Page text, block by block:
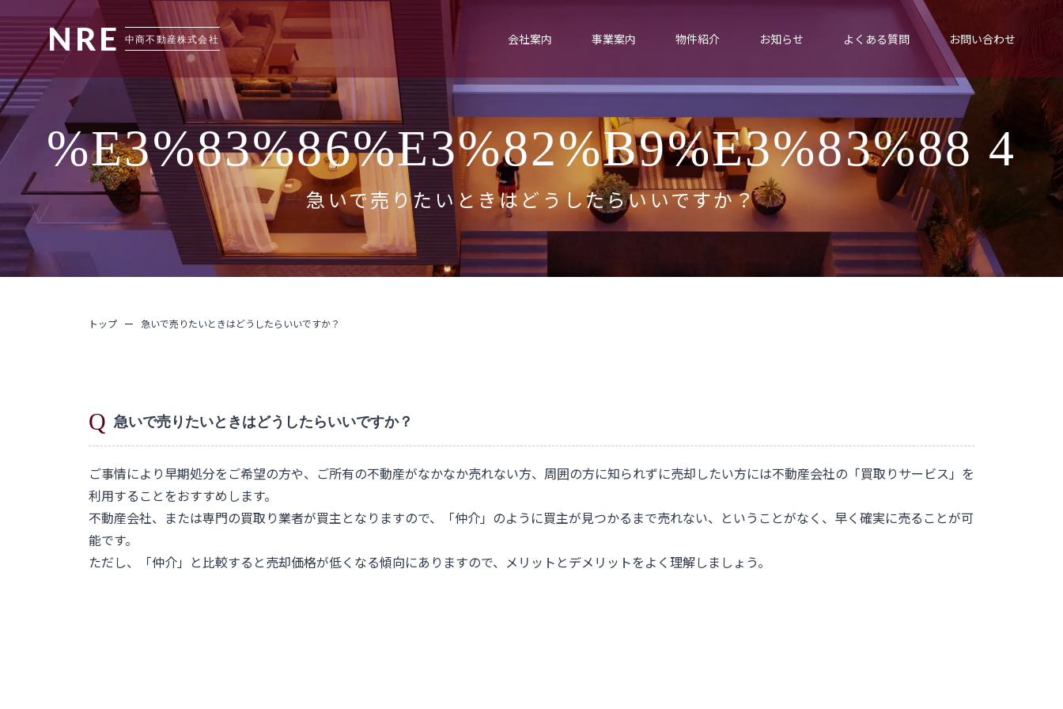
会社案内 事業案内 物件紹介 お知らせ よくある質問 お問い合わせ
%E3%83%86%E3%82%B9%E3%83%88 4
急いで売りたいときはどうしたらいいですか？
トップ 急いで売りたいときはどうしたらいいですか？
急いで売りたいときはどうしたらいいですか？
ご事情により早期処分をご希望の方や、ご所有の不動産がなかなか売れない方、周囲の方に知られずに売却したい方には不動産会社の「買取りサービス」を
利用することをおすすめします。
不動産会社、または専門の買取り業者が買主となりますので、「仲介」のように買主が見つかるまで売れない、ということがなく、早く確実に売ることが可
能です。
ただし、「仲介」と比較すると売却価格が低くなる傾向にありますので、メリットとデメリットをよく理解しましょう。